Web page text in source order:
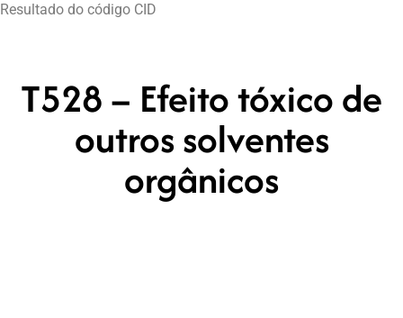
Resultado do código CID
T528 – Efeito tóxico de
outros solventes
orgânicos